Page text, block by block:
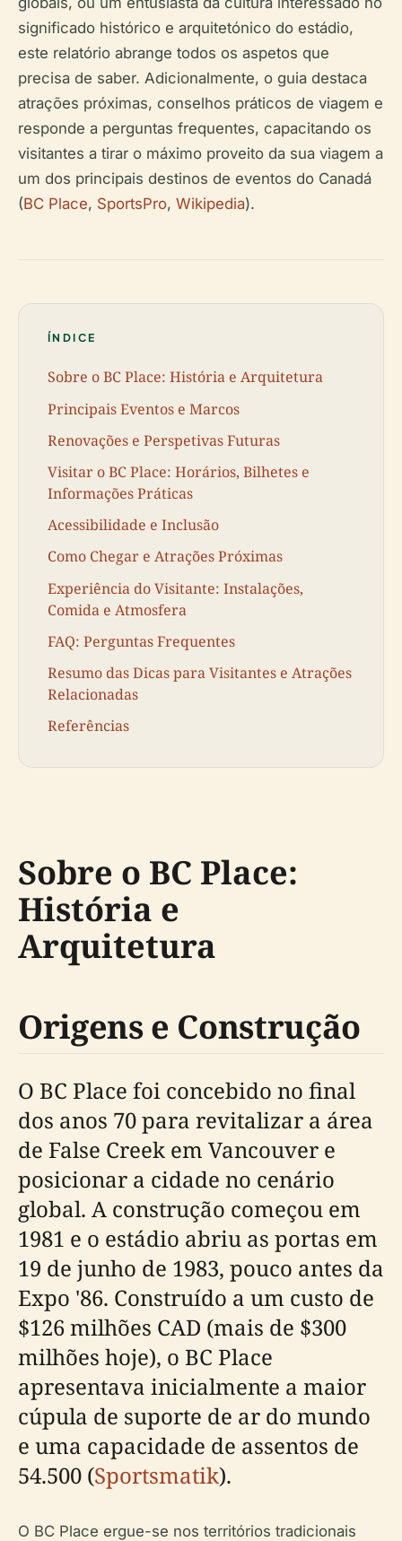
significado histórico e arquitetónico do estádio,
este relatório abrange todos os aspetos que
precisa de saber. Adicionalmente, o guia destaca
atrações próximas, conselhos práticos de viagem e
responde a perguntas frequentes, capacitando os
visitantes a tirar o máximo proveito da sua viagem a
um dos principais destinos de eventos do Canadá
(BC Place, SportsPro, Wikipedia).
ÍNDICE
Sobre o BC Place: História e Arquitetura
Principais Eventos e Marcos
Renovações e Perspetivas Futuras
Visitar o BC Place: Horários, Bilhetes e
Informações Práticas
Acessibilidade e Inclusão
Como Chegar e Atrações Próximas
Experiência do Visitante: Instalações,
Comida e Atmosfera
FAQ: Perguntas Frequentes
Resumo das Dicas para Visitantes e Atrações
Relacionadas
Referências
Sobre o BC Place:
História e
Arquitetura
Origens e Construção
O BC Place foi concebido no final
dos anos 70 para revitalizar a área
de False Creek em Vancouver e
posicionar a cidade no cenário
global. A construção começou em
1981 e o estádio abriu as portas em
19 de junho de 1983, pouco antes da
Expo '86. Construído a um custo de
$126 milhões CAD (mais de $300
milhões hoje), o BC Place
apresentava inicialmente a maior
cúpula de suporte de ar do mundo
e uma capacidade de assentos de
54.500 (Sportsmatik).
O BC Place ergue-se nos territórios tradicionais